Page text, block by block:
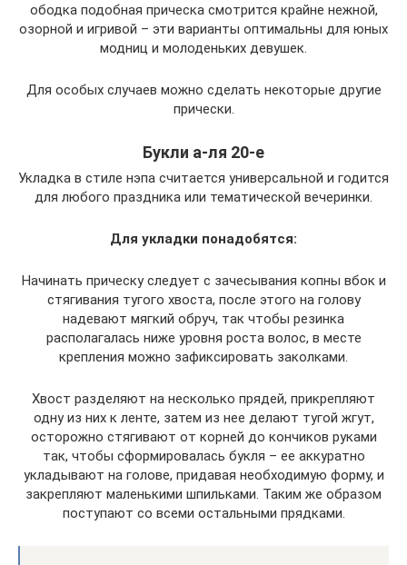
ободка подобная прическа смотрится крайне нежной,
озорной и игривой – эти варианты оптимальны для юных
модниц и молоденьких девушек.
Для особых случаев можно сделать некоторые другие
прически.
Букли а-ля 20-е
Укладка в стиле нэпа считается универсальной и годится
для любого праздника или тематической вечеринки.
Для укладки понадобятся:
Начинать прическу следует с зачесывания копны вбок и
стягивания тугого хвоста, после этого на голову
надевают мягкий обруч, так чтобы резинка
располагалась ниже уровня роста волос, в месте
крепления можно зафиксировать заколками.
Хвост разделяют на несколько прядей, прикрепляют
одну из них к ленте, затем из нее делают тугой жгут,
осторожно стягивают от корней до кончиков руками
так, чтобы сформировалась букля – ее аккуратно
укладывают на голове, придавая необходимую форму, и
закрепляют маленькими шпильками. Таким же образом
поступают со всеми остальными прядками.